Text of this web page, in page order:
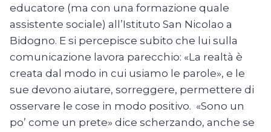
educatore (ma con una formazione quale
assistente sociale) all’Istituto San Nicolao a
Bidogno. E si percepisce subito che lui sulla
comunicazione lavora parecchio: «La realtà è
creata dal modo in cui usiamo le parole», e le
sue devono aiutare, sorreggere, permettere di
osservare le cose in modo positivo. «Sono un
po’ come un prete» dice scherzando, anche se